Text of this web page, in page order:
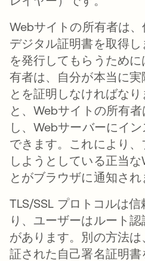
Webサイトの所有者は
デジタル証明書を取得
を発行してもらうため
有者は、自分が本当に実
とを証明しなければな
と、Webサイトの所有者
し、Webサーバーにイ
できます。これにより
しようとしている正当
とがブラウザに通知され
TLS/SSL プロトコルは
り、ユーザーはルート
があります。別の方法
証された自己署名証明